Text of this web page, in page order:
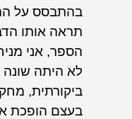
בהתבסס על
תראה אותו
הספר, אני
לא היתה
ביקורתית,
בעצם הופכת